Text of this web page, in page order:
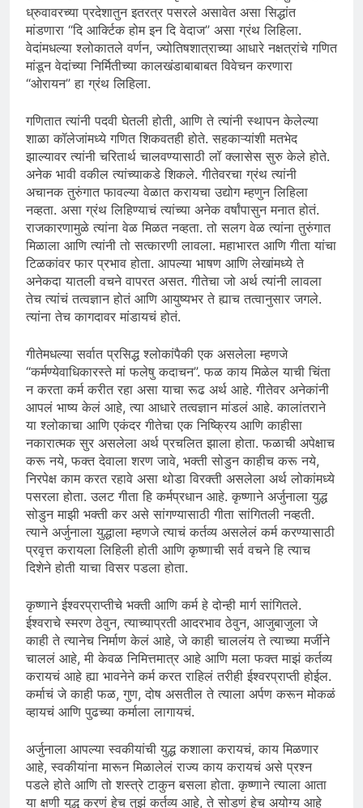
ध्रुवावरच्या प्रदेशातुन इतरत्र पसरले असावेत असा सिद्धांत
मांडणारा “दि आर्क्टिक होम इन दि वेदाज” असा ग्रंथ लिहिला.
वेदांमधल्या श्लोकातले वर्णन, ज्योतिषशात्राच्या आधारे नक्षत्रांचे गणित
मांडून वेदांच्या निर्मितीच्या कालखंडाबाबाबत विवेचन करणारा
“ओरायन” हा ग्रंथ लिहिला.
गणितात त्यांनी पदवी घेतली होती, आणि ते त्यांनी स्थापन केलेल्या
शाळा कॉलेजांमध्ये गणित शिकवतही होते. सहकाऱ्यांशी मतभेद
झाल्यावर त्यांनी चरितार्थ चालवण्यासाठी लॉ क्लासेस सुरु केले होते.
अनेक भावी वकील त्यांच्याकडे शिकले. गीतेवरचा ग्रंथ त्यांनी
अचानक तुरुंगात फावल्या वेळात करायचा उद्योग म्हणुन लिहिला
नव्हता. असा ग्रंथ लिहिण्याचं त्यांच्या अनेक वर्षांपासुन मनात होतं.
राजकारणामुळे त्यांना वेळ मिळत नव्हता. तो सलग वेळ त्यांना तुरुंगात
मिळाला आणि त्यांनी तो सत्कारणी लावला. महाभारत आणि गीता यांचा
टिळकांवर फार प्रभाव होता. आपल्या भाषण आणि लेखांमध्ये ते
अनेकदा यातली वचने वापरत असत. गीतेचा जो अर्थ त्यांनी लावला
तेच त्यांचं तत्वज्ञान होतं आणि आयुष्यभर ते ह्याच तत्वानुसार जगले.
त्यांना तेच कागदावर मांडायचं होतं.
गीतेमधल्या सर्वात प्रसिद्ध श्लोकांपैकी एक असलेला म्हणजे
“कर्मण्येवाधिकारस्ते मां फलेषु कदाचन”. फळ काय मिळेल याची चिंता
न करता कर्म करीत रहा असा याचा रूढ अर्थ आहे. गीतेवर अनेकांनी
आपलं भाष्य केलं आहे, त्या आधारे तत्वज्ञान मांडलं आहे. कालांतराने
या श्लोकाचा आणि एकंदर गीतेचा एक निष्क्रिय आणि काहीसा
नकारात्मक सुर असलेला अर्थ प्रचलित झाला होता. फळाची अपेक्षाच
करू नये, फक्त देवाला शरण जावे, भक्ती सोडुन काहीच करू नये,
निरपेक्ष काम करत रहावे असा थोडा विरक्ती असलेला अर्थ लोकांमध्ये
पसरला होता. उलट गीता हि कर्मप्रधान आहे. कृष्णाने अर्जुनाला युद्ध
सोडुन माझी भक्ती कर असे सांगण्यासाठी गीता सांगितली नव्हती.
त्याने अर्जुनाला युद्धाला म्हणजे त्याचं कर्तव्य असलेलं कर्म करण्यासाठी
प्रवृत्त करायला लिहिली होती आणि कृष्णाची सर्व वचने हि त्याच
दिशेने होती याचा विसर पडला होता.
कृष्णाने ईश्वरप्राप्तीचे भक्ती आणि कर्म हे दोन्ही मार्ग सांगितले.
ईश्वराचे स्मरण ठेवुन, त्याच्याप्रती आदरभाव ठेवुन, आजुबाजुला जे
काही ते त्यानेच निर्माण केलं आहे, जे काही चाललंय ते त्याच्या मर्जीने
चाललं आहे, मी केवळ निमित्तमात्र आहे आणि मला फक्त माझं कर्तव्य
करायचं आहे ह्या भावनेने कर्म करत राहिलं तरीही ईश्वरप्राप्ती होईल.
कर्माचं जे काही फळ, गुण, दोष असतील ते त्याला अर्पण करून मोकळं
व्हायचं आणि पुढच्या कर्माला लागायचं.
अर्जुनाला आपल्या स्वकीयांची युद्ध कशाला करायचं, काय मिळणार
आहे, स्वकीयांना मारून मिळालेलं राज्य काय करायचं असे प्रश्न
पडले होते आणि तो शस्त्रे टाकुन बसला होता. कृष्णाने त्याला आता
या क्षणी युद्ध करणं हेच तुझं कर्तव्य आहे, ते सोडणं हेच अयोग्य आहे